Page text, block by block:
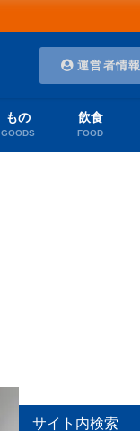
運営者情報
もの
GOODS
飲食
FOOD
サイト内検索